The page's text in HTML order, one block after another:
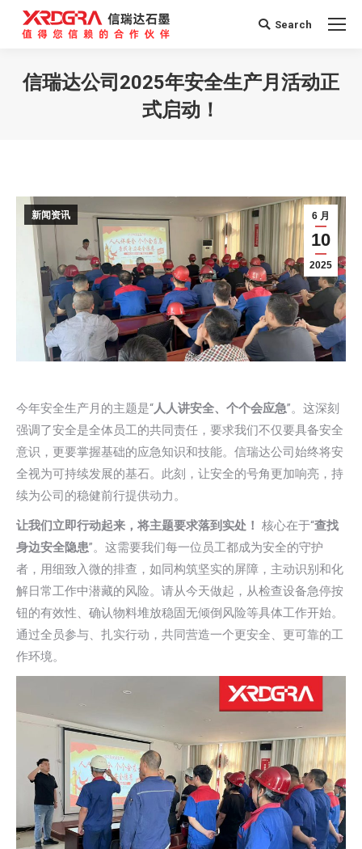
Search:
Search
信瑞达公司2025年安全生产月活动正
式启动！
6 月
10
2025
新闻资讯
今年安全生产月的主题是“人人讲安全、个个会应急”。这深刻
强调了安全是全体员工的共同责任，要求我们不仅要具备安全
意识，更要掌握基础的应急知识和技能。信瑞达公司始终将安
全视为可持续发展的基石。此刻，让安全的号角更加响亮，持
续为公司的稳健前行提供动力。
让我们立即行动起来，将主题要求落到实处！ 核心在于“查找
身边安全隐患”。这需要我们每一位员工都成为安全的守护
者，用细致入微的排查，如同构筑坚实的屏障，主动识别和化
解日常工作中潜藏的风险。请从今天做起，从检查设备急停按
钮的有效性、确认物料堆放稳固无倾倒风险等具体工作开始。
通过全员参与、扎实行动，共同营造一个更安全、更可靠的工
作环境。